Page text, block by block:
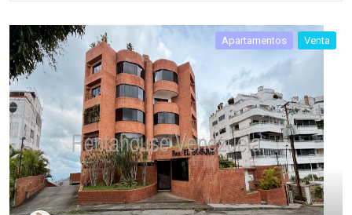
Apartamentos Venta